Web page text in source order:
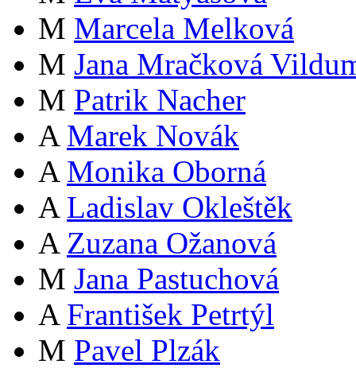
M Marcela Melková
M Jana Mračková
M Patrik Nacher
A Marek Novák
A Monika Oborná
A Ladislav Okleštěk
A Zuzana Ožanová
M Jana Pastuchová
A František Petrtýl
M Pavel Plzák